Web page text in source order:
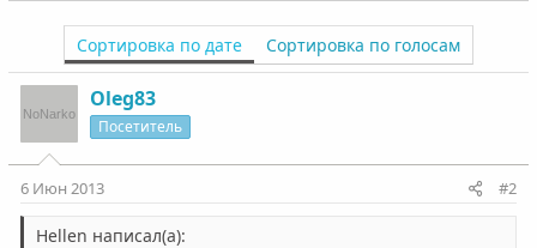
Сортировка по дате Сортировка по голосам
Oleg83
Посетитель
6 Июн 2013 #2
Hellen написал(а):